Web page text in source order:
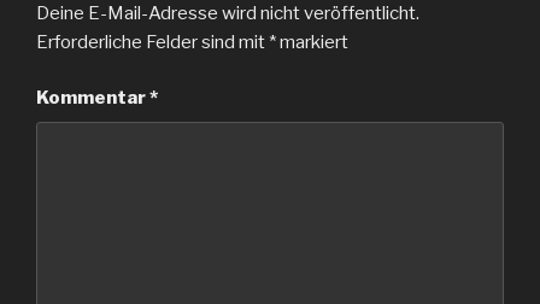
Deine E-Mail-Adresse wird nicht veröffentlicht.
Erforderliche Felder sind mit *markiert
Kommentar*